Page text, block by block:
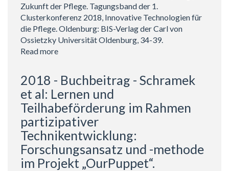
Interaktion
für
die
Unterstützung
Zukunft der Pflege. Tagungsband der 1.
Clusterkonferenz 2018, Innovative Technologien für
die Pflege. Oldenburg: BIS-Verlag der Carl von
Ossietzky Universität Oldenburg, 34-39.
Read more
Buchbeitrag
-
Schramek
et
al:
„OurPuppet“
–
Nutzerakzeptanz
2018 - Buchbeitrag - Schramek
et al: Lernen und
Teilhabeförderung im Rahmen
partizipativer
Technikentwicklung:
Forschungsansatz und -methode
im Projekt „OurPuppet“.